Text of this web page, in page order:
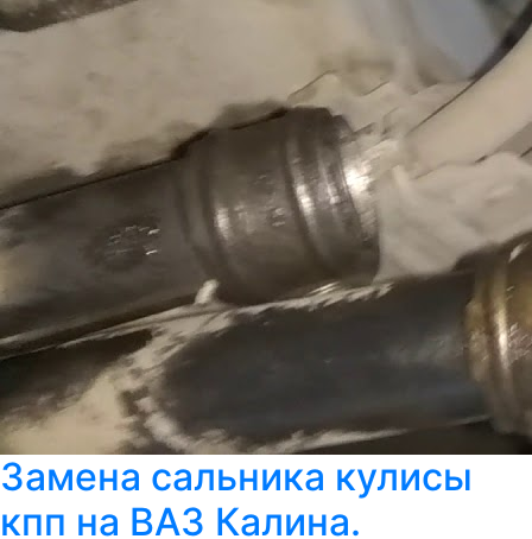
Замена сальника кулисы
кпп на ВАЗ Калина.